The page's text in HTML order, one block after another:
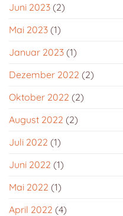
Juni 2023 (2)
Mai 2023 (1)
Januar 2023 (1)
Dezember 2022 (2)
Oktober 2022 (2)
August 2022 (2)
Juli 2022 (1)
Juni 2022 (1)
Mai 2022 (1)
April 2022 (4)